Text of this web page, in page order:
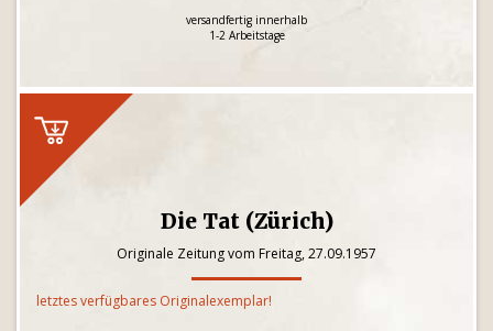
versandfertig innerhalb
1-2 Arbeitstage
Die Tat (Zürich)
Originale Zeitung vom Freitag, 27.09.1957
letztes verfügbares Originalexemplar!